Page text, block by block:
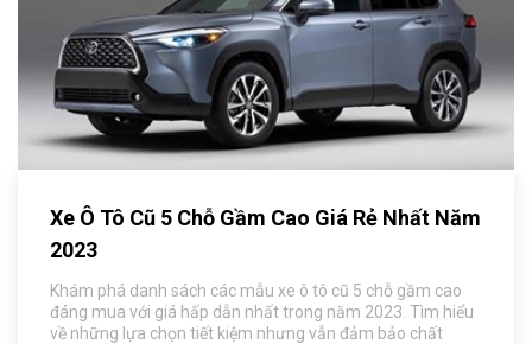
Xe Ô Tô Cũ 5 Chỗ Gầm Cao Giá Rẻ Nhất Năm
2023
Khám phá danh sách các mẫu xe ô tô cũ 5 chỗ gầm cao
đáng mua với giá hấp dẫn nhất trong năm 2023. Tìm hiểu
về những lựa chọn tiết kiệm nhưng vẫn đảm bảo chất